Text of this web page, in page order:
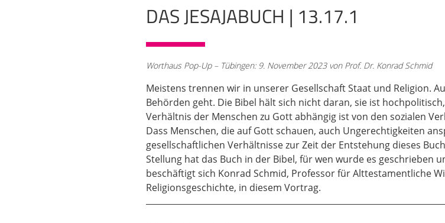
02:04
Schließlich auch die Zukunftserwartungen des Jesajabuchs
nähren. Und schließlich natürlich auch sehr umfassende
der Schwerter zu Pflugscharen, die ja auch als Skulptur vor
stehen, interessanterweise ein Geschenk der damaligen
ganz am Schluss des Buches Jesaja dieser Ausblick auf einen
alles, was ich jetzt genannt habe, ist Teil der Verkündigung
03:09
Manche dieser Texte gehen auch auf spätere Autoren zurück,
wenn man sich dem Jesajabuch und Jesaja als Prophet nähert,
ist eigentlich Prophetie? Was ist biblische Prophetie? Ich
fragen würden: Was ist ein Prophet? Wer ist ein Prophet?
DAS JESAJABUCH | 13.17.1
Worthaus Pop-Up – Tübingen: 9. November 2023 von Prof. Dr. Konrad Schmid
Meistens trennen wir in unserer Gesellschaft Staat und Religion.
Behörden geht. Die Bibel hält sich nicht daran, sie ist
Verhältnis der Menschen zu Gott abhängig ist von den sozialen
Dass Menschen, die auf Gott schauen, auch Ungerechtigkeiten
gesellschaftlichen Verhältnisse zur Zeit der Entstehung dieses
Stellung hat das Buch in der Bibel, für wen wurde es geschrieben
beschäftigt sich Konrad Schmid, Professor für Alttestamentliche
Religionsgeschichte, in diesem Vortrag.